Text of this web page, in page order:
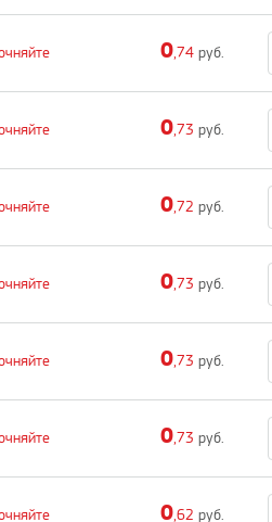
0,74 руб.
0,73 руб.
0,72 руб.
0,73 руб.
0,73 руб.
0,73 руб.
0,62 руб.